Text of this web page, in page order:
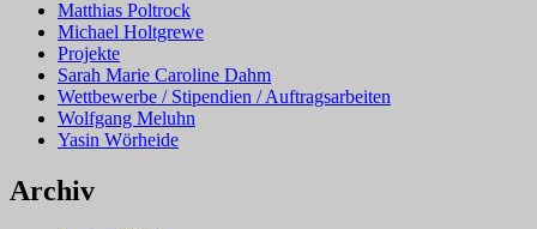
Matthias Poltrock
Michael Holtgrewe
Projekte
Sarah Marie Caroline Dahm
Wettbewerbe / Stipendien / Auftragsarbeiten
Wolfgang Meluhn
Yasin Wörheide
Archiv